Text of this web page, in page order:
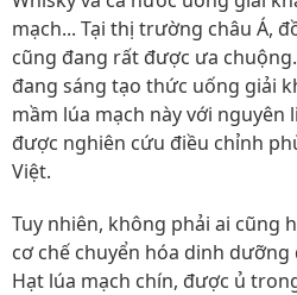
mạch... Tại thị trường châu Á,
cũng đang rất được ưa
đang sáng tạo thức uống giải
mầm lúa mạch này với
được nghiên cứu điều chỉnh
Việt.
Tuy nhiên, không phải ai cũng
cơ chế chuyển hóa dinh dưỡng
Hạt lúa mạch chín, được ủ